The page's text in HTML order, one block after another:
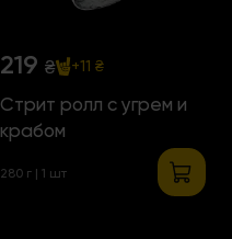
219 ₴ +11 ₴
Стрит ролл с угрем и
крабом
280 г | 1 шт